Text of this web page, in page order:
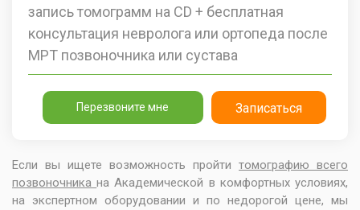
запись томограмм на CD + бесплатная
консультация невролога или ортопеда после
МРТ позвоночника или сустава
Перезвоните мне Записаться
Если вы ищете возможность пройти томографию всего
позвоночникана Академической в комфортных условиях,
на экспертном оборудовании и по недорогой цене, мы